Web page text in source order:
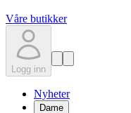
Våre butikker
Logg inn
Nyheter
Dame